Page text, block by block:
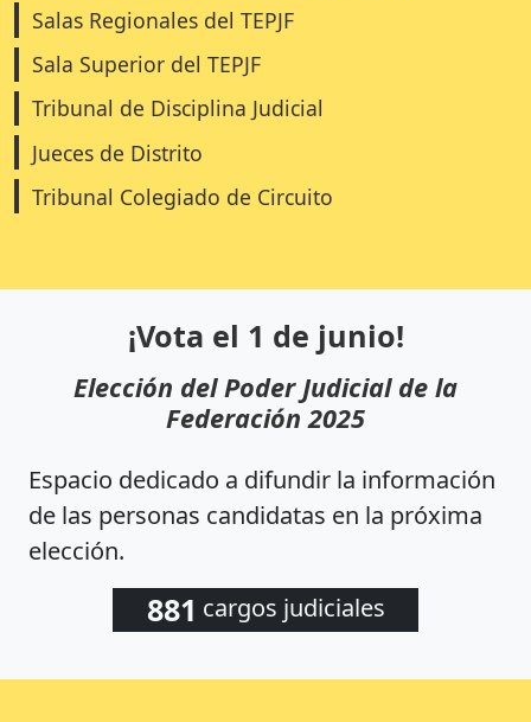
Salas Regionales del TEPJF
Sala Superior del TEPJF
Tribunal de Disciplina Judicial
Jueces de Distrito
Tribunal Colegiado de Circuito
¡Vota el 1 de junio!
Elección del Poder Judicial de la
Federación 2025
Espacio dedicado a difundir la información
de las personas candidatas en la próxima
elección.
881 cargos judiciales